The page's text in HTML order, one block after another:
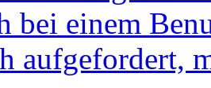
bei einem
aufgefordert,